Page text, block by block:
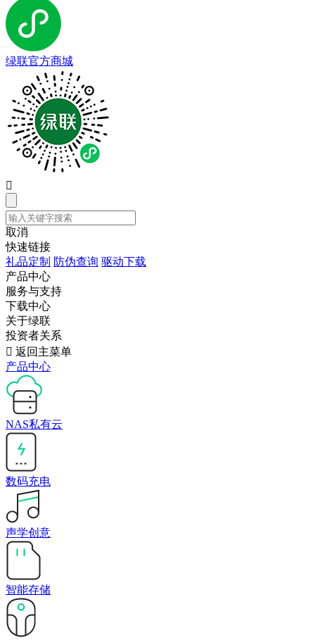
绿联官方商城

取消
快速链接
礼品定制 防伪查询 驱动下载
产品中心
服务与支持
下载中心
关于绿联
投资者关系
 返回主菜单
产品中心
NAS私有云
数码充电
声学创意
智能存储